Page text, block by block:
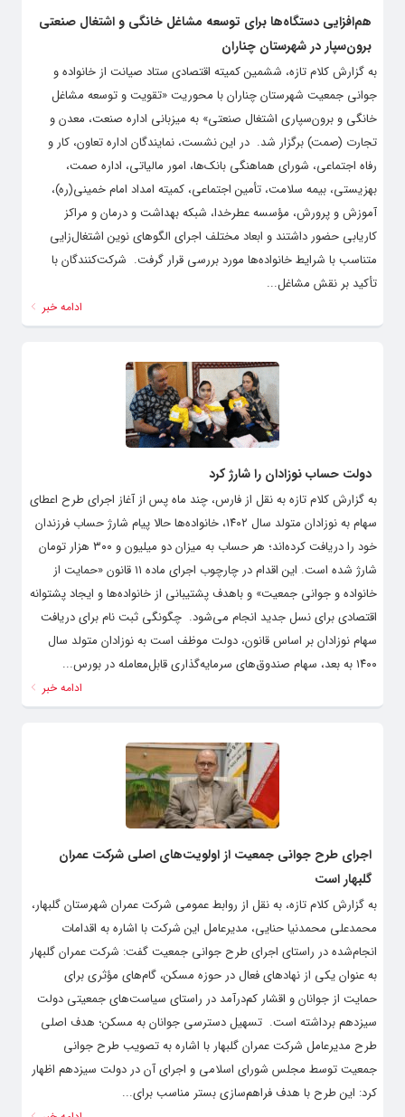
هم‌افزایی دستگاه‌ها برای توسعه مشاغل خانگی و اشتغال صنعتی
برون‌سپار در شهرستان چناران
به گزارش کلام تازه، ششمین کمیته اقتصادی ستاد صیانت از خانواده و
جوانی جمعیت شهرستان چناران با محوریت «تقویت و توسعه مشاغل
خانگی و برون‌سپاری اشتغال صنعتی» به میزبانی اداره صنعت، معدن و
تجارت (صمت) برگزار شد. ‌ در این نشست، نمایندگان اداره تعاون، کار و
رفاه اجتماعی، شورای هماهنگی بانک‌ها، امور مالیاتی، اداره صمت،
بهزیستی، بیمه سلامت، تأمین اجتماعی، کمیته امداد امام خمینی(ره)،
آموزش و پرورش، مؤسسه عطرخدا، شبکه بهداشت و درمان و مراکز
کاریابی حضور داشتند و ابعاد مختلف اجرای الگوهای نوین اشتغال‌زایی
متناسب با شرایط خانواده‌ها مورد بررسی قرار گرفت. ‌ شرکت‌کنندگان با
تأکید بر نقش مشاغل...
ادامه خبر
دولت حساب نوزادان را شارژ کرد
به گزارش کلام تازه به نقل از فارس، چند ماه پس از آغاز اجرای طرح اعطای
سهام به نوزادان متولد سال ۱۴۰۲، خانواده‌ها حالا پیام شارژ حساب فرزندان
خود را دریافت کرده‌اند؛ هر حساب به میزان دو میلیون و ۳۰۰ هزار تومان
شارژ شده است. این اقدام در چارچوب اجرای ماده ۱۱ قانون «حمایت از
خانواده و جوانی جمعیت» و باهدف پشتیبانی از خانواده‌ها و ایجاد پشتوانه
اقتصادی برای نسل جدید انجام می‌شود. ‌ چگونگی ثبت نام برای دریافت
سهام نوزادان بر اساس قانون، دولت موظف است به نوزادان متولد سال
۱۴۰۰ به بعد، سهام صندوق‌های سرمایه‌گذاری قابل‌معامله در بورس...
ادامه خبر
اجرای طرح جوانی جمعیت از اولویت‌های اصلی شرکت عمران
گلبهار است
به گزارش کلام تازه، به نقل از روابط عمومی شرکت عمران شهرستان گلبهار،
محمدعلی محمدنیا حنایی، مدیرعامل این شرکت با اشاره به اقدامات
انجام‌شده در راستای اجرای طرح جوانی جمعیت گفت: شرکت عمران گلبهار
به عنوان یکی از نهادهای فعال در حوزه مسکن، گام‌های مؤثری برای
حمایت از جوانان و اقشار کم‌درآمد در راستای سیاست‌های جمعیتی دولت
سیزدهم برداشته است. ‌ تسهیل دسترسی جوانان به مسکن؛ هدف اصلی
طرح مدیرعامل شرکت عمران گلبهار با اشاره به تصویب طرح جوانی
جمعیت توسط مجلس شورای اسلامی و اجرای آن در دولت سیزدهم اظهار
کرد: این طرح با هدف فراهم‌سازی بستر مناسب برای...